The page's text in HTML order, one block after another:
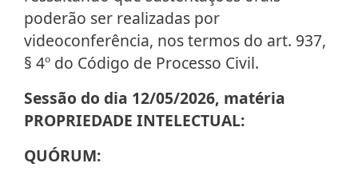
poderão ser realizadas por
videoconferência, nos termos do art. 937,
§ 4º do Código de Processo Civil.
Sessão do dia 12/05/2026, matéria
PROPRIEDADE INTELECTUAL:
QUÓRUM: